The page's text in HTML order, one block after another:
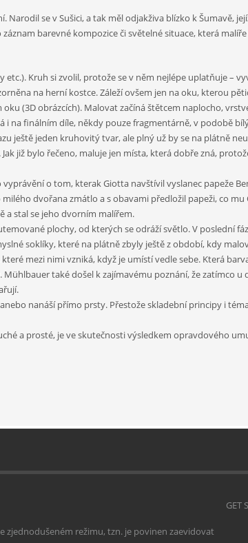
se v Sušici, a tak měl odjakživa blízko k Šumavě,
barevné kompozice či světelné situace, která
Kruh si zvolil, protože se v něm nejlépe uplatňuje –
na herní kostce. Záleží ovšem jen na oku, kterou
(3D obrázcích). Malovat začíná štětcem naplocho,
na finálním díle, někdy pouze fragmentárně, v podobě
ještě jeden kruhovitý tvar, ale plný už by se na plátně
již bylo řečeno, maluje jen místa, která dobře zná,
o tom, kterak Giotta navštívil vyslanec papeže
dvořana zmátlo a s obavami předložil papeži, co mu
a stal se jeho dvorním malířem.
plochy, od kterých se odráží světlo. V poslední
soklíky, které na plátně zbyly ještě z období, kdy
mezi nimi vzniká, když je umístí vedle sebe. Která
také došel k zajímavému poznání, že zatímco u
nanáší přímo prsty. Přestože skladební principy i
a prosté, je ve skutečnosti výsledkem opravdového
GET
zjednodušeném režimu, tzn. je povinen zaevidovat